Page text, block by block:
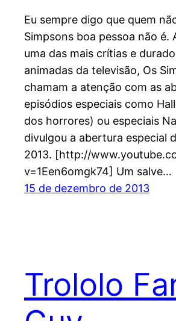
Eu sempre digo que quem
Simpsons boa pessoa não é.
uma das mais crítias e
animadas da televisão, Os
chamam a atenção com as
episódios especiais como
dos horrores) ou especiais
divulgou a abertura especial
2013. [http://
v=1Een6omgk74] Um salve…
15 de dezembro de 2013
Trololo